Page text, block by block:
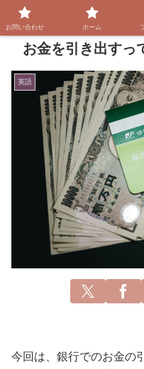
お金を引き出すっ
英語
今回は、銀行でのお金の
お問い合わせ ホーム